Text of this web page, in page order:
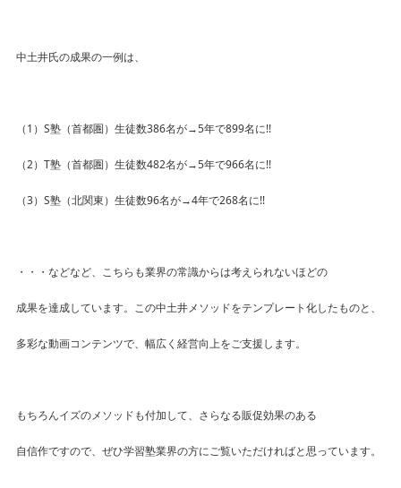
中土井氏の成果の一例は、
（1）S塾（首都圏）生徒数386名が→5年で899名に!!
（2）T塾（首都圏）生徒数482名が→5年で966名に!!
（3）S塾（北関東）生徒数96名が→4年で268名に!!
・・・などなど、こちらも業界の常識からは考えられないほどの
成果を達成しています。この中土井メソッドをテンプレート化したものと、
多彩な動画コンテンツで、幅広く経営向上をご支援します。
もちろんイズのメソッドも付加して、さらなる販促効果のある
自信作ですので、ぜひ学習塾業界の方にご覧いただければと思っています。